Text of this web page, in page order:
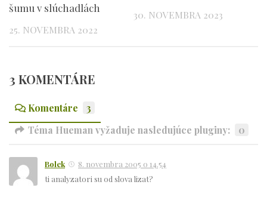
šumu v slúchadlách
25. NOVEMBRA 2022
30. NOVEMBRA 2023
3 KOMENTÁRE
Komentáre
3
Téma Hueman vyžaduje nasledujúce pluginy:
0
Bolek
8. novembra 2005 o 14.54
ti analyzatori su od slova lizat?